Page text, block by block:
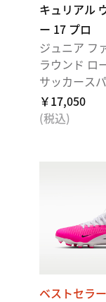
キュリアル
ー 17 プロ
ジュニア フ
ラウンド ロ
サッカース
￥17,050
(税込)
ベストセラー